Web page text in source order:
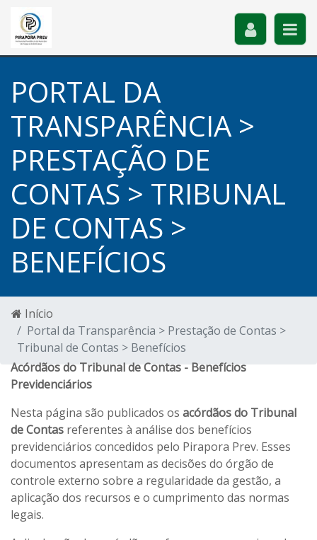
PORTAL DA
TRANSPARÊNCIA >
PRESTAÇÃO DE
CONTAS > TRIBUNAL
DE CONTAS >
BENEFÍCIOS
Início
Portal da Transparência > Prestação de Contas >
Tribunal de Contas > Benefícios
Acórdãos do Tribunal de Contas - Benefícios
Previdenciários
Nesta página são publicados os acórdãos do Tribunal
de Contas referentes à análise dos benefícios
previdenciários concedidos pelo Pirapora Prev. Esses
documentos apresentam as decisões do órgão de
controle externo sobre a regularidade da gestão, a
aplicação dos recursos e o cumprimento das normas
legais.